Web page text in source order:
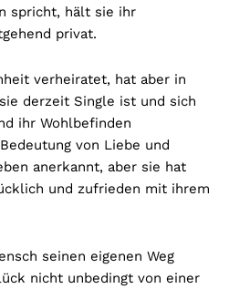
spricht, hält sie ihr
privat.
verheiratet, hat aber in
derzeit Single ist und sich
ihr Wohlbefinden
von Liebe und
anerkannt, aber sie hat
und zufrieden mit ihrem
seinen eigenen Weg
nicht unbedingt von einer